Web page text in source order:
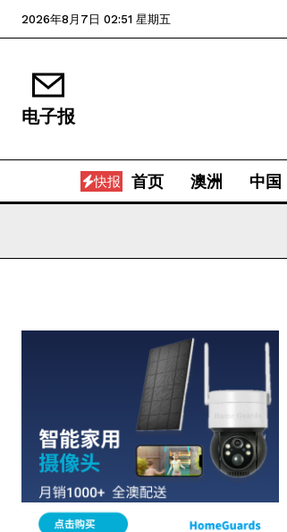
2026年8月7日 02:51 星期五
电子报
快报 首页 澳洲 中国